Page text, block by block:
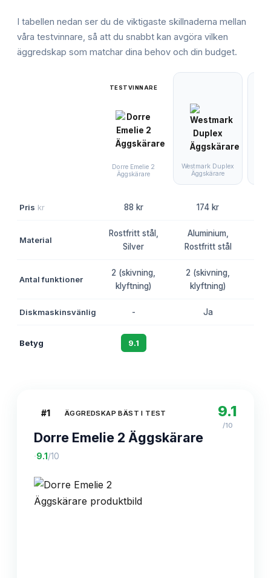
I tabellen nedan ser du de viktigaste skillnaderna mellan
våra testvinnare, så att du snabbt kan avgöra vilken
äggredskap som matchar dina behov och din budget.
TESTVINNARE
Dorre Emelie 2
Äggskärare
Westmark Duplex
Äggskärare
Pris kr 88 kr 174 kr
Material
Rostfritt stål,
Silver
Aluminium,
Rostfritt stål
Antal funktioner
2 (skivning,
klyftning)
2 (skivning,
klyftning)
Diskmaskinsvänlig - Ja
Betyg 9.1
#1 ÄGGREDSKAP BÄST I TEST
Dorre Emelie 2 Äggskärare
·9.1 /10
9.1
/10